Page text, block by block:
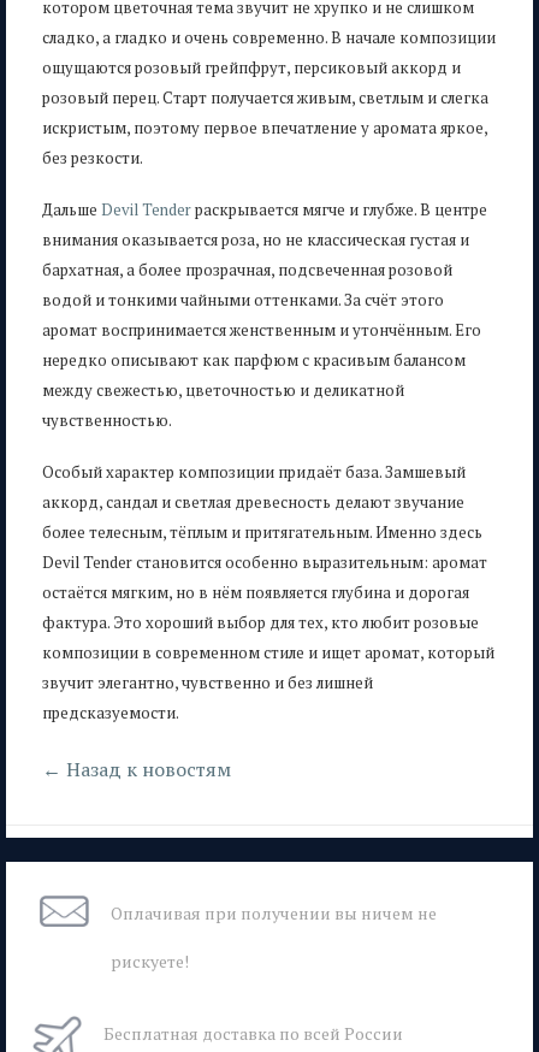
котором цветочная тема звучит не хрупко и не слишком
сладко, а гладко и очень современно. В начале композиции
ощущаются розовый грейпфрут, персиковый аккорд и
розовый перец. Старт получается живым, светлым и слегка
искристым, поэтому первое впечатление у аромата яркое,
без резкости.
Дальше Devil Tenderраскрывается мягче и глубже. В центре
внимания оказывается роза, но не классическая густая и
бархатная, а более прозрачная, подсвеченная розовой
водой и тонкими чайными оттенками. За счёт этого
аромат воспринимается женственным и утончённым. Его
нередко описывают как парфюм с красивым балансом
между свежестью, цветочностью и деликатной
чувственностью.
Особый характер композиции придаёт база. Замшевый
аккорд, сандал и светлая древесность делают звучание
более телесным, тёплым и притягательным. Именно здесь
Devil Tender становится особенно выразительным: аромат
остаётся мягким, но в нём появляется глубина и дорогая
фактура. Это хороший выбор для тех, кто любит розовые
композиции в современном стиле и ищет аромат, который
звучит элегантно, чувственно и без лишней
предсказуемости.
← Назад к новостям
Оплачивая при получении вы ничем не
рискуете!
Бесплатная доставка по всей России